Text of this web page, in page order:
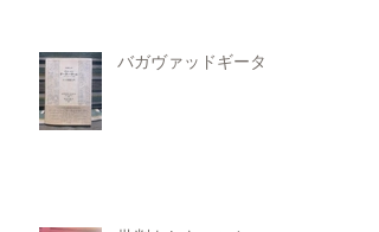
バガヴァッドギータ